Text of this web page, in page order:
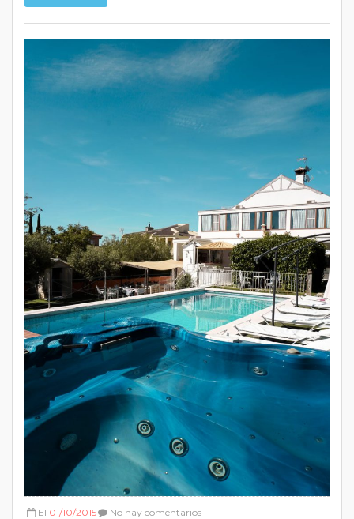
El 01/10/2015
No hay comentarios